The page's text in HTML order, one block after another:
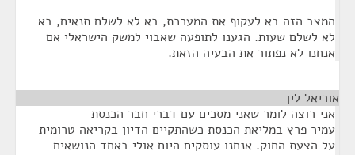
המצב הזה בא לעקוף את המערכת, בא לא לשלם תנאים, בא
לא לשלם שעות. הגענו לתופעה שאבוי למשק הישראלי אם
אנחנו לא נפתור את הבעיה הזאת.
אוריאל לין
אני רוצה לומר שאני מסכים עם דברי חבר הכנסת
עמיר פרץ במליאת הכנסת כשהתקיים הדיון בקריאה טרומית
על הצעת החוק. אנחנו עוסקים היום אולי באחד הנושאים